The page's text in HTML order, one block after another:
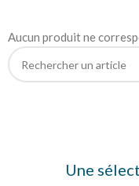
Aucun produit ne
Une